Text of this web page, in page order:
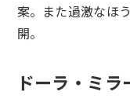
案。また過激なほ
開。
ドーラ・ミラ